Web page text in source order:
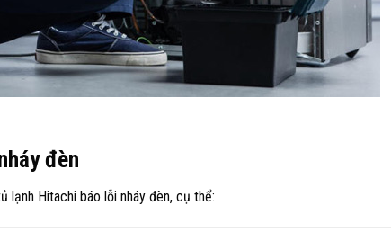
đèn
lạnh Hitachi báo lỗi nháy đèn, cụ thể: